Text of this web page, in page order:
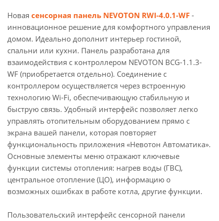
Новая сенсорная панель NEVOTON RWI-4.0.1-WF -
инновационное решение для комфортного управления
домом. Идеально дополнит интерьер гостиной,
спальни или кухни. Панель разработана для
взаимодействия с контроллером NEVOTON BCG-1.1.3-
WF (приобретается отдельно). Соединение с
контроллером осуществляется через встроенную
технологию Wi-Fi, обеспечивающую стабильную и
быструю связь. Удобный интерфейс позволяет легко
управлять отопительным оборудованием прямо с
экрана вашей панели, которая повторяет
функциональность приложения «Невотон Автоматика».
Основные элементы меню отражают ключевые
функции системы отопления: нагрев воды (ГВС),
центральное отопление (ЦО), информацию о
возможных ошибках в работе котла, другие функции.
Пользовательский интерфейс сенсорной панели